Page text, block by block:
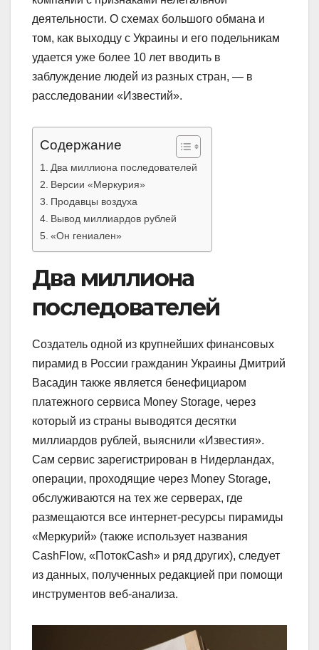
деятельности. О схемах большого обмана и
том, как выходцу с Украины и его подельникам
удается уже более 10 лет вводить в
заблуждение людей из разных стран, — в
расследовании «Известий».
Содержание
Два миллиона последователей
Версии «Меркурия»
Продавцы воздуха
Вывод миллиардов рублей
«Он гениален»
Два миллиона
последователей
Создатель одной из крупнейших финансовых
пирамид в России гражданин Украины Дмитрий
Васадин также является бенефициаром
платежного сервиса Money Storage, через
который из страны выводятся десятки
миллиардов рублей, выяснили «Известия».
Сам сервис зарегистрирован в Нидерландах,
операции, проходящие через Money Storage,
обслуживаются на тех же серверах, где
размещаются все интернет-ресурсы пирамиды
«Меркурий» (также использует названия
CashFlow, «ПотокCash» и ряд других), следует
из данных, полученных редакцией при помощи
инструментов веб-анализа.